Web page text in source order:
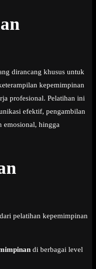
dirancang khusus untuk
kepemimpinan
profesional. Pelatihan ini
efektif, pengambilan
emosional, hingga
pelatihan kepemimpinan
di berbagai level